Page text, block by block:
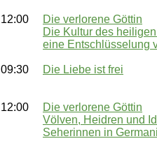
12:00
Die verlorene Göttin
Die Kultur des
eine Entschlüsselung
09:30 Die Liebe ist frei
12:00
Die verlorene Göttin
Völven, Heidren und
Seherinnen in